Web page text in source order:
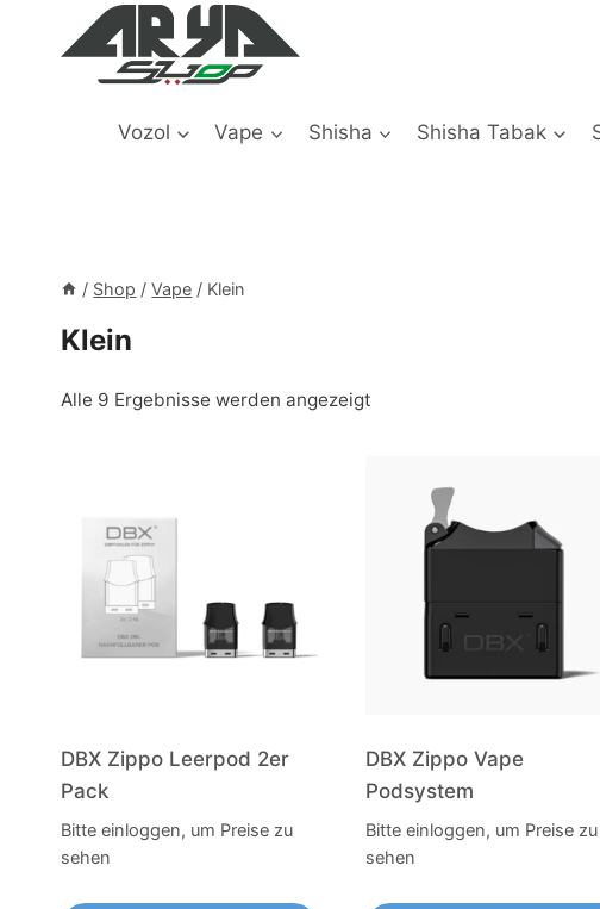
Vozol Vape Shisha Shisha Tabak
/ Shop / Vape / Klein
Klein
Alle 9 Ergebnisse werden angezeigt
DBX Zippo Leerpod 2er
Pack
Bitte einloggen, um Preise zu
sehen
DBX Zippo Vape
Podsystem
Bitte einloggen, um Preise zu
sehen